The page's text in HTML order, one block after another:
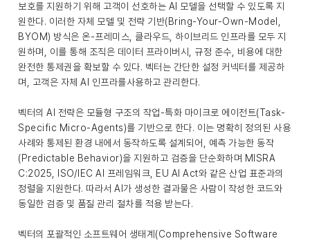
보호를 지원하기 위해 고객이 선호하는 AI 모델을 선택할 수 있도록 지
원한다. 이러한 자체 모델 및 전략 기반(Bring-Your-Own-Model,
BYOM) 방식은 온-프레미스, 클라우드, 하이브리드 인프라를 모두 지
원하며, 이를 통해 조직은 데이터 프라이버시, 규정 준수, 비용에 대한
완전한 통제권을 확보할 수 있다. 벡터는 간단한 설정 커넥터를 제공하
며, 고객은 자체 AI 인프라를사용하고 관리한다.
벡터의 AI 전략은 모듈형 구조의 작업-특화 마이크로 에이전트(Task-
Specific Micro-Agents)를 기반으로 한다. 이는 명확히 정의된 사용
사례와 통제된 환경 내에서 동작하도록 설계되어, 예측 가능한 동작
(Predictable Behavior)을 지원하고 검증을 단순화하며 MISRA
C:2025, ISO/IEC AI 프레임워크, EU AI Act와 같은 산업 표준과의
정렬을 지원한다. 따라서 AI가 생성한 결과물은 사람이 작성한 코드와
동일한 검증 및 품질 관리 절차를 적용 받는다.
벡터의 포괄적인 소프트웨어 생태계(Comprehensive Software